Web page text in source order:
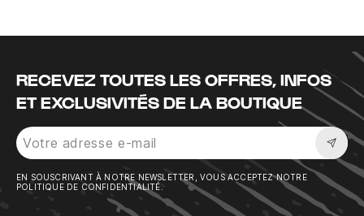
RECEVEZ TOUTES LES OFFRES, INFOS
ET EXCLUSIVITÉS DE LA BOUTIQUE
EN SOUSCRIVANT À NOTRE NEWSLETTER, VOUS ACCEPTEZ NOTRE
POLITIQUE DE CONFIDENTIALITÉ.